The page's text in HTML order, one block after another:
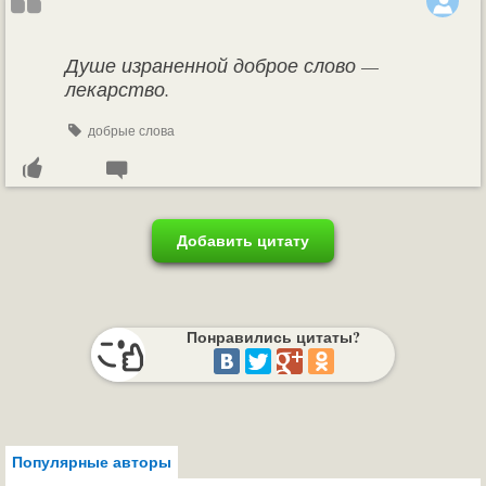
Душе израненной доброе слово —
лекарство.
добрые слова
Добавить цитату
Понравились цитаты?
Популярные авторы